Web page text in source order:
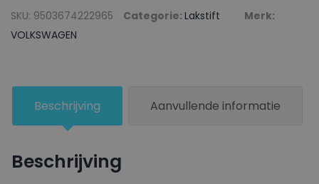
HIMBEERROT
-
SKU: 9503674222965 Categorie: Lakstift
Merk:
VOLKSWAGEN
Beschrijving Aanvullende informatie
Beschrijving